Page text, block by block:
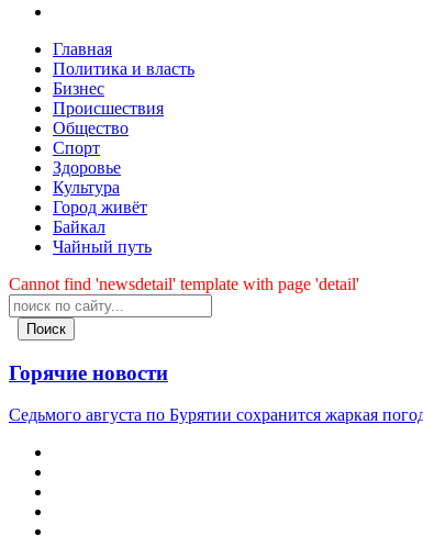
Главная
Политика и власть
Бизнес
Происшествия
Общество
Cпорт
Здоровье
Культура
Город живёт
Байкал
Чайный путь
Cannot find 'newsdetail' template with page 'detail'
Поиск
Горячие новости
Седьмого августа по Бурятии сохранится жаркая